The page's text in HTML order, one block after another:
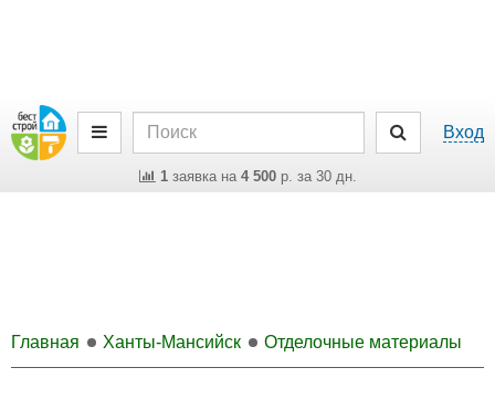
Вход
1заявка на 4 500р. за 30 дн.
Главная Ханты-Мансийск Отделочные материалы